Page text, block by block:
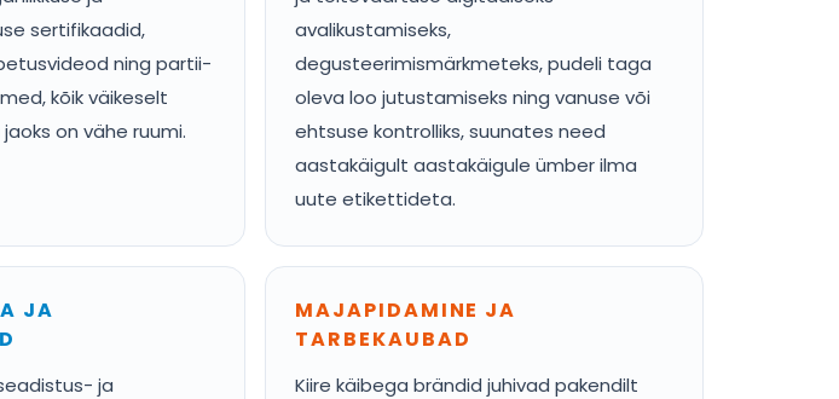
sertifikaadid,
ning partii-
kõik väikeselt
on vähe ruumi.
avalikustamiseks,
degusteerimismärkmeteks, pudeli taga
oleva loo jutustamiseks ning vanuse või
ehtsuse kontrolliks, suunates need
aastakäigult aastakäigule ümber ilma
uute etikettideta.
JA
ja
MAJAPIDAMINE JA
TARBEKAUBAD
Kiire käibega brändid juhivad pakendilt